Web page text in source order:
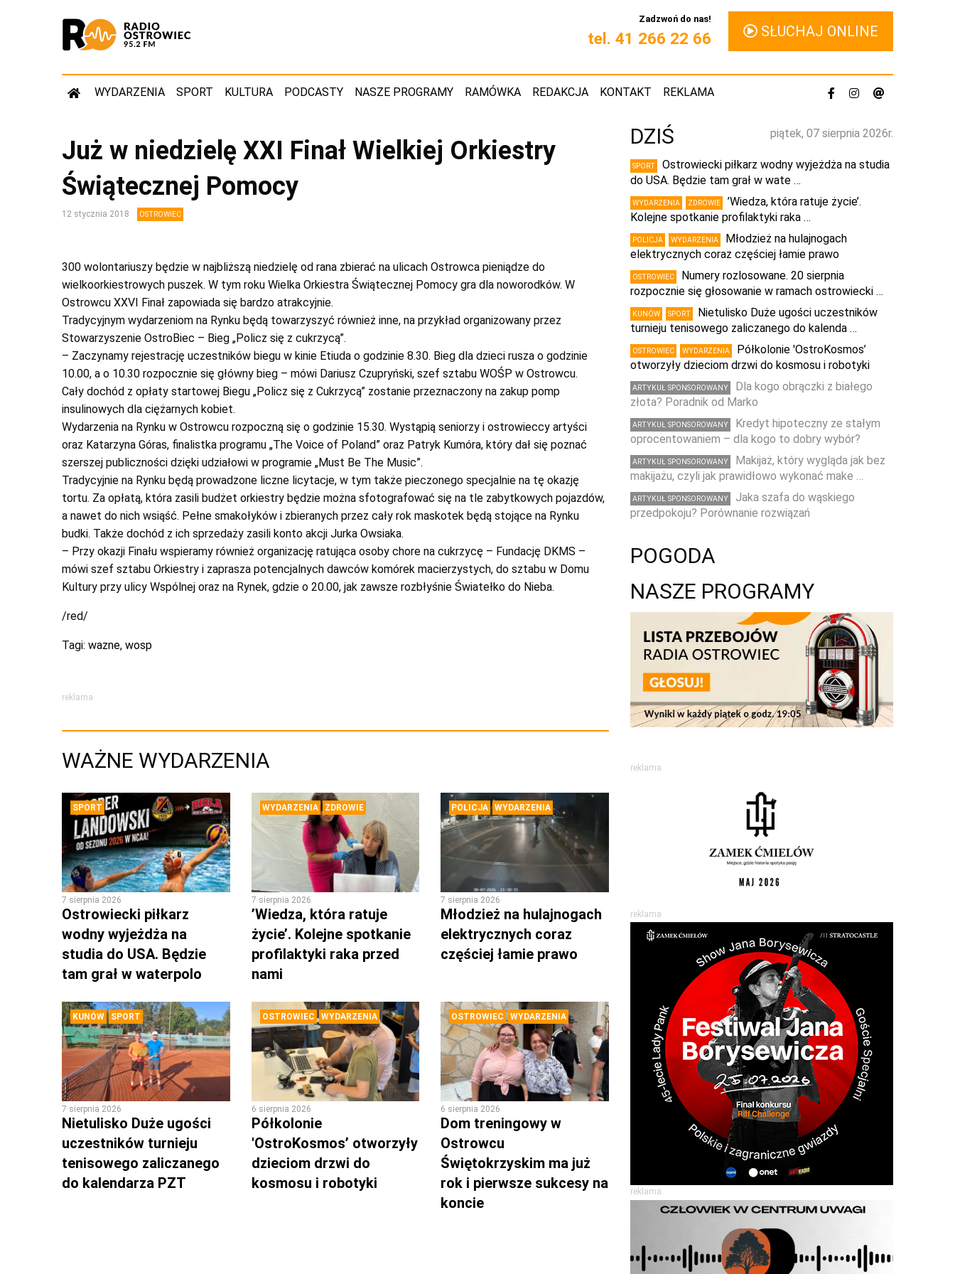
Zadzwoń do nas!
tel. 41 266 22 66 SŁUCHAJ ONLINE
WYDARZENIA SPORT KULTURA PODCASTY NASZE PROGRAMY RAMÓWKA REDAKCJA KONTAKT REKLAMA
Już w niedzielę XXI Finał Wielkiej Orkiestry
Świątecznej Pomocy
12 stycznia 2018 OSTROWIEC
300 wolontariuszy będzie w najbliższą niedzielę od rana zbierać na ulicach Ostrowca pieniądze do
wielkoorkiestrowych puszek. W tym roku Wielka Orkiestra Świątecznej Pomocy gra dla noworodków. W
Ostrowcu XXVI Finał zapowiada się bardzo atrakcyjnie.
Tradycyjnym wydarzeniom na Rynku będą towarzyszyć również inne, na przykład organizowany przez
Stowarzyszenie OstroBiec – Bieg „Policz się z cukrzycą”.
– Zaczynamy rejestrację uczestników biegu w kinie Etiuda o godzinie 8.30. Bieg dla dzieci rusza o godzinie
10.00, a o 10.30 rozpocznie się główny bieg – mówi Dariusz Czupryński, szef sztabu WOŚP w Ostrowcu.
Cały dochód z opłaty startowej Biegu „Policz się z Cukrzycą” zostanie przeznaczony na zakup pomp
insulinowych dla ciężarnych kobiet.
Wydarzenia na Rynku w Ostrowcu rozpoczną się o godzinie 15.30. Wystąpią seniorzy i ostrowieccy artyści
oraz Katarzyna Góras, finalistka programu „The Voice of Poland” oraz Patryk Kumóra, który dał się poznać
szerszej publiczności dzięki udziałowi w programie „Must Be The Music”.
Tradycyjnie na Rynku będą prowadzone liczne licytacje, w tym także pieczonego specjalnie na tę okazję
tortu. Za opłatą, która zasili budżet orkiestry będzie można sfotografować się na tle zabytkowych pojazdów,
a nawet do nich wsiąść. Pełne smakołyków i zbieranych przez cały rok maskotek będą stojące na Rynku
budki. Także dochód z ich sprzedaży zasili konto akcji Jurka Owsiaka.
– Przy okazji Finału wspieramy również organizację ratująca osoby chore na cukrzycę – Fundację DKMS –
mówi szef sztabu Orkiestry i zaprasza potencjalnych dawców komórek macierzystych, do sztabu w Domu
Kultury przy ulicy Wspólnej oraz na Rynek, gdzie o 20.00, jak zawsze rozbłyśnie Światełko do Nieba.
/red/
Tagi: wazne, wosp
reklama
WAŻNE WYDARZENIA
SPORT
7 sierpnia 2026
Ostrowiecki piłkarz
wodny wyjeżdża na
studia do USA. Będzie
tam grał w waterpolo
WYDARZENIA ZDROWIE
7 sierpnia 2026
’Wiedza, która ratuje
życie’. Kolejne spotkanie
profilaktyki raka przed
nami
POLICJA WYDARZENIA
7 sierpnia 2026
Młodzież na hulajnogach
elektrycznych coraz
częściej łamie prawo
KUNÓW SPORT
7 sierpnia 2026
Nietulisko Duże ugości
uczestników turnieju
tenisowego zaliczanego
do kalendarza PZT
OSTROWIEC WYDARZENIA
6 sierpnia 2026
Półkolonie
'OstroKosmos’ otworzyły
dzieciom drzwi do
kosmosu i robotyki
OSTROWIEC WYDARZENIA
6 sierpnia 2026
Dom treningowy w
Ostrowcu
Świętokrzyskim ma już
rok i pierwsze sukcesy na
koncie
piątek, 07 sierpnia 2026r.
DZIŚ
SPORT
Ostrowiecki piłkarz wodny wyjeżdża na studia
do USA. Będzie tam grał w wate …
WYDARZENIA ZDROWIE
’Wiedza, która ratuje życie’.
Kolejne spotkanie profilaktyki raka …
POLICJA WYDARZENIA
Młodzież na hulajnogach
elektrycznych coraz częściej łamie prawo
OSTROWIEC
Numery rozlosowane. 20 sierpnia
rozpocznie się głosowanie w ramach ostrowiecki …
KUNÓW SPORT
Nietulisko Duże ugości uczestników
turnieju tenisowego zaliczanego do kalenda …
OSTROWIEC WYDARZENIA
Półkolonie 'OstroKosmos’
otworzyły dzieciom drzwi do kosmosu i robotyki
ARTYKUŁ SPONSOROWANY
Dla kogo obrączki z białego
złota? Poradnik od Marko
ARTYKUŁ SPONSOROWANY
Kredyt hipoteczny ze stałym
oprocentowaniem – dla kogo to dobry wybór?
ARTYKUŁ SPONSOROWANY
Makijaż, który wygląda jak bez
makijażu, czyli jak prawidłowo wykonać make …
ARTYKUŁ SPONSOROWANY
Jaka szafa do wąskiego
przedpokoju? Porównanie rozwiązań
POGODA
NASZE PROGRAMY
reklama
reklama
reklama